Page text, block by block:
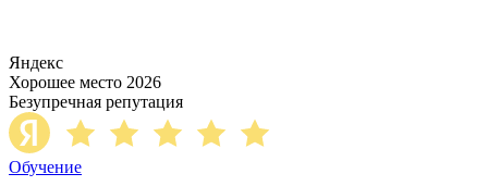
Яндекс
Хорошее место 2026
Безупречная репутация
Обучение